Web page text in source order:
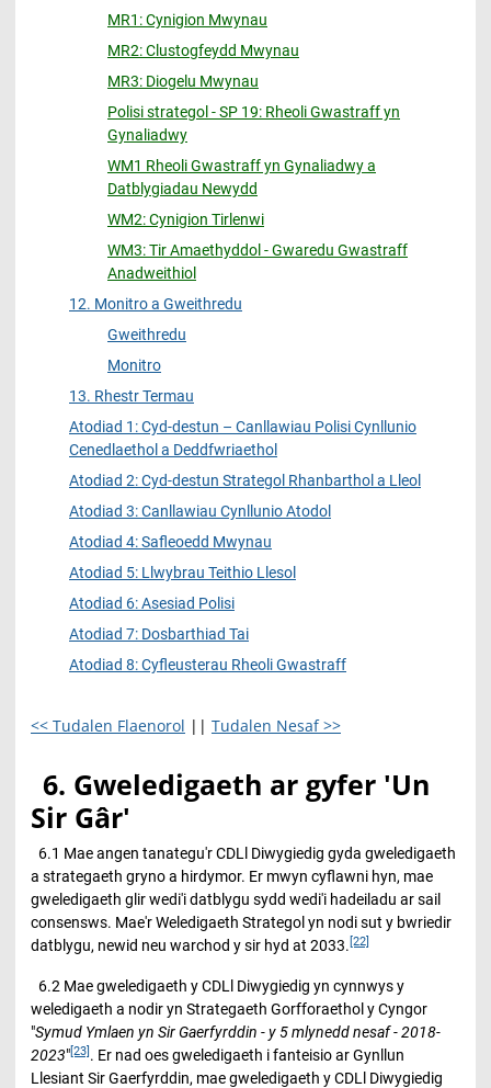
MR1: Cynigion Mwynau
MR2: Clustogfeydd Mwynau
MR3: Diogelu Mwynau
Polisi strategol - SP 19: Rheoli Gwastraff yn
Gynaliadwy
WM1 Rheoli Gwastraff yn Gynaliadwy a
Datblygiadau Newydd
WM2: Cynigion Tirlenwi
WM3: Tir Amaethyddol - Gwaredu Gwastraff
Anadweithiol
12. Monitro a Gweithredu
Gweithredu
Monitro
13. Rhestr Termau
Atodiad 1: Cyd-destun – Canllawiau Polisi Cynllunio
Cenedlaethol a Deddfwriaethol
Atodiad 2: Cyd-destun Strategol Rhanbarthol a Lleol
Atodiad 3: Canllawiau Cynllunio Atodol
Atodiad 4: Safleoedd Mwynau
Atodiad 5: Llwybrau Teithio Llesol
Atodiad 6: Asesiad Polisi
Atodiad 7: Dosbarthiad Tai
Atodiad 8: Cyfleusterau Rheoli Gwastraff
<< Tudalen Flaenorol || Tudalen Nesaf >>
6. Gweledigaeth ar gyfer 'Un
Sir Gâr'
6.1 Mae angen tanategu'r CDLl Diwygiedig gyda gweledigaeth
a strategaeth gryno a hirdymor. Er mwyn cyflawni hyn, mae
gweledigaeth glir wedi'i datblygu sydd wedi'i hadeiladu ar sail
consensws. Mae'r Weledigaeth Strategol yn nodi sut y bwriedir
datblygu, newid neu warchod y sir hyd at 2033.[22]
6.2 Mae gweledigaeth y CDLl Diwygiedig yn cynnwys y
weledigaeth a nodir yn Strategaeth Gorfforaethol y Cyngor
"Symud Ymlaen yn Sir Gaerfyrddin - y 5 mlynedd nesaf - 2018-
2023"[23] . Er nad oes gweledigaeth i fanteisio ar Gynllun
Llesiant Sir Gaerfyrddin, mae gweledigaeth y CDLl Diwygiedig